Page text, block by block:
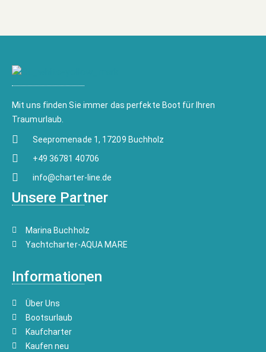
Mit uns finden Sie immer das perfekte Boot für Ihren
Traumurlaub.
Seepromenade 1, 17209 Buchholz
+49 36781 40706
info@charter-line.de
Unsere Partner
Marina Buchholz
Yachtcharter-AQUA MARE
Informationen
Über Uns
Bootsurlaub
Kaufcharter
Kaufen neu